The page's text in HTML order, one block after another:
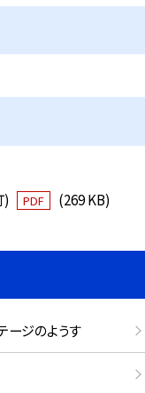
) PDF (269 KB)
ジのようす